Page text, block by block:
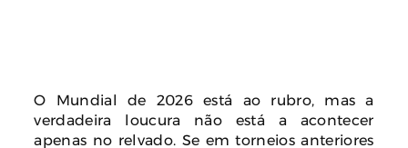
O Mundial de 2026 está ao rubro, mas a
verdadeira loucura não está a acontecer
apenas no relvado. Se em torneios anteriores